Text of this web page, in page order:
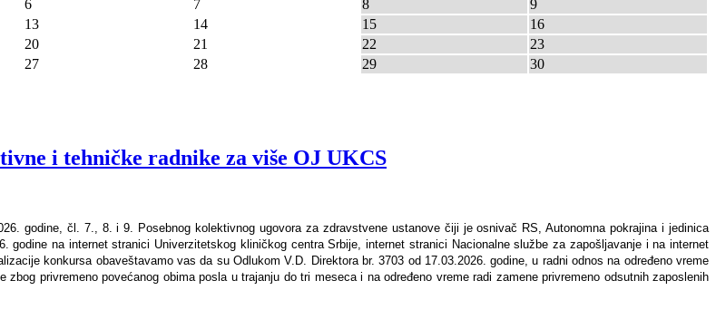
6 7 8
9
13 14 15
16
20 21 22
23
27 28 29
30
i tehničke radnike za više OJ UKCS
godine, čl. 7., 8. i 9. Posebnog kolektivnog ugovora za zdravstvene ustanove čiji je osnivač RS, Autonomna pokrajina i jedinica
godine na internet stranici Univerzitetskog kliničkog centra Srbije, internet stranici Nacionalne službe za zapošljavanje i na internet
konkursa obaveštavamo vas da su Odlukom V.D. Direktora br. 3703 od 17.03.2026. godine, u radni odnos na određeno vreme
privremeno povećanog obima posla u trajanju do tri meseca i na određeno vreme radi zamene privremeno odsutnih zaposlenih